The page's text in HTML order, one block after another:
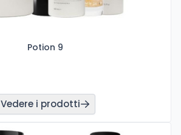
Potion 9
Vedere i prodotti